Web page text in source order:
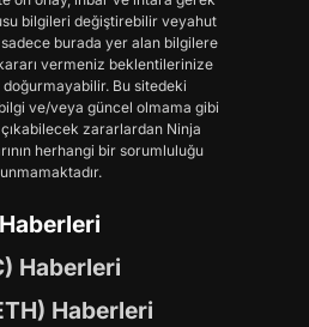
bilgileri değiştirebilir veyahut
burada yer alan bilgilere
vermeniz beklentilerinize
Bu sitedeki
ve/veya güncel olmama gibi
zararlardan Ninja
herhangi bir sorumluluğu
Haberleri
Haberleri